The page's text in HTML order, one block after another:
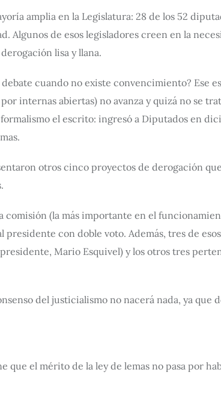
amplia en la Legislatura: 28 de los 52
Algunos de esos legisladores creen en la
lisa y llana.
cuando no existe convencimiento? Ese
internas abiertas) no avanza y quizá no se
el escrito: ingresó a Diputados en
otros cinco proyectos de derogación
comisión (la más importante en el
presidente con doble voto. Además, tres de
Mario Esquivel) y los otros tres
del justicialismo no nacerá nada, ya
que el mérito de la ley de lemas no pasa por